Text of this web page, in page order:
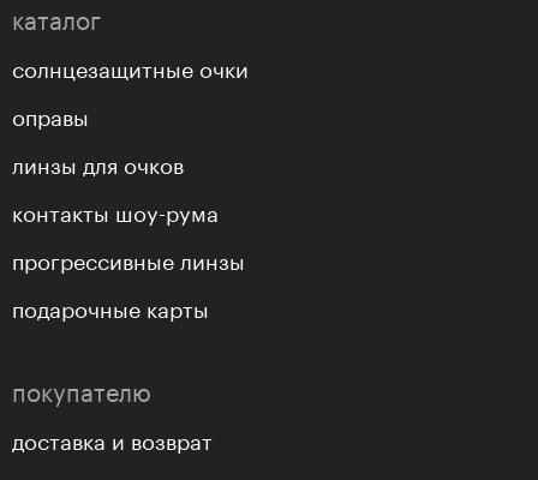
каталог
солнцезащитные очки
оправы
линзы для очков
контакты шоу-рума
прогрессивные линзы
подарочные карты
покупателю
доставка и возврат